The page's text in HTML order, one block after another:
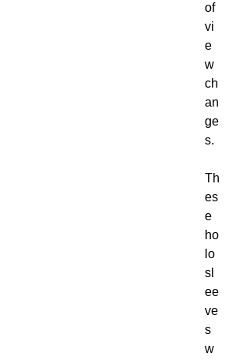
of
vi
e
w
ch
an
ge
s.
Th
es
e
ho
lo
sl
ee
ve
s
w